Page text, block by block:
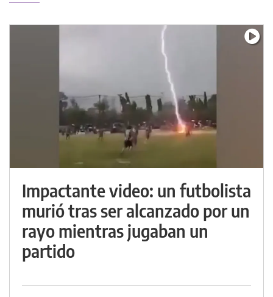
Impactante video: un futbolista
murió tras ser alcanzado por un
rayo mientras jugaban un
partido